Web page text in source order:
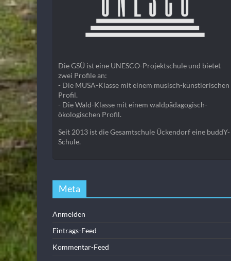
Die GSÜ ist eine UNESCO-Projektschule und bietet
zwei Profile an:
- Die MUSA-Klasse mit einem musisch-künstlerischen
Profil.
- Die Wald-Klasse mit einem waldpädagogisch-
ökologischen Profil.
Seit 2013 ist die Gesamtschule Ückendorf eine buddY-
Schule.
Meta
Anmelden
Eintrags-Feed
Kommentar-Feed